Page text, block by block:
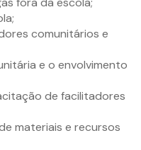
comunitários e
e o envolvimento
de facilitadores
materiais e recursos